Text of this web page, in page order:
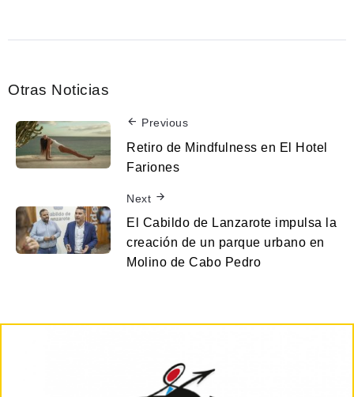
Otras Noticias
Previous
Retiro de Mindfulness en El Hotel
Fariones
Next
El Cabildo de Lanzarote impulsa la
creación de un parque urbano en
Molino de Cabo Pedro